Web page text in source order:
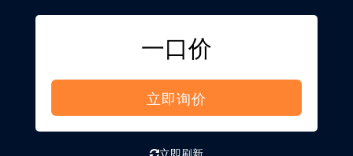
一口价
立即询价
立即刷新